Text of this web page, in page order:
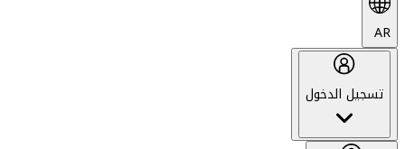
AR
تسجيل الدخول